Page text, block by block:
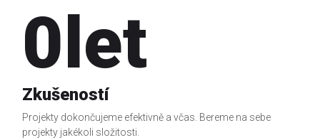
0let
Zkušeností
Projekty dokončujeme efektivně a včas. Bereme na sebe
projekty jakékoli složitosti.